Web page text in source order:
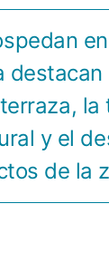
destacan
la
y el
de la